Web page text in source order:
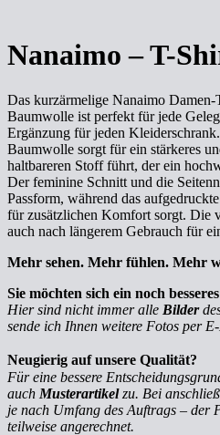
Nanaimo – T-
Das kurzärmelige Nanaimo Damen-
Baumwolle ist perfekt für jede
Ergänzung für jeden
Baumwolle sorgt für ein stärkeres
haltbareren Stoff führt, der ein
Der feminine Schnitt und die
Passform, während das
für zusätzlichen Komfort sorgt. Die
auch nach längerem Gebrauch für
Mehr sehen. Mehr fühlen. Mehr
Sie möchten sich ein noch
Hier sind nicht immer alle Bilder
sende ich Ihnen weitere Fotos per
Neugierig auf unsere Qualität?
Für eine bessere
auch Musterartikelzu. Bei
je nach Umfang des Auftrags – der
teilweise angerechnet.